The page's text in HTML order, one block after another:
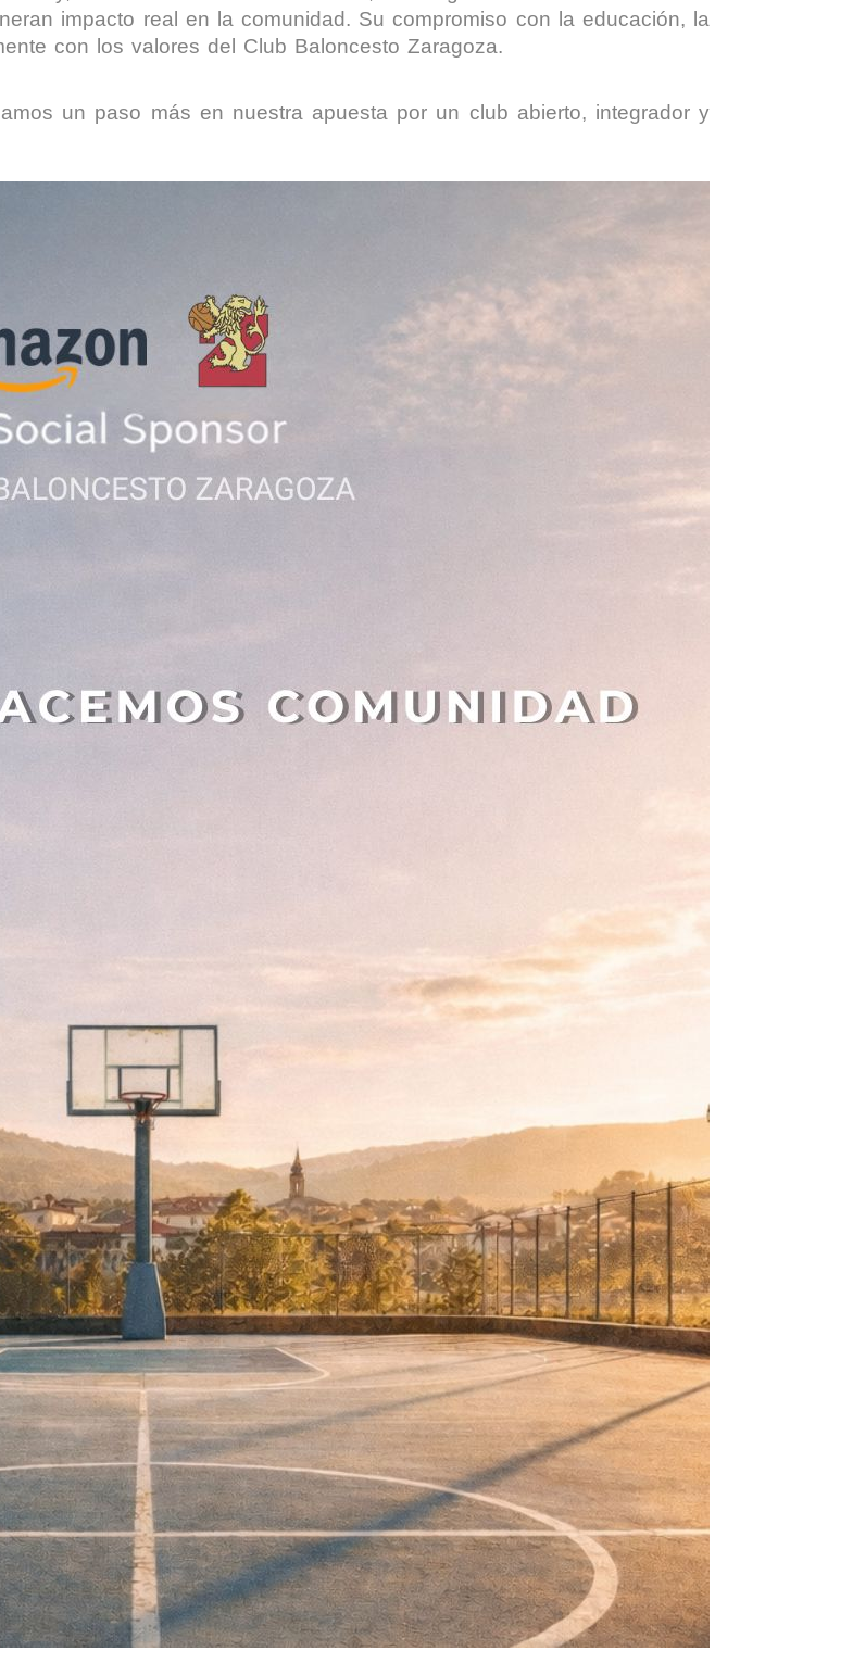
impacto real en la comunidad. Su compromiso con la educación, la
con los valores del Club Baloncesto Zaragoza.
un paso más en nuestra apuesta por un club abierto, integrador y